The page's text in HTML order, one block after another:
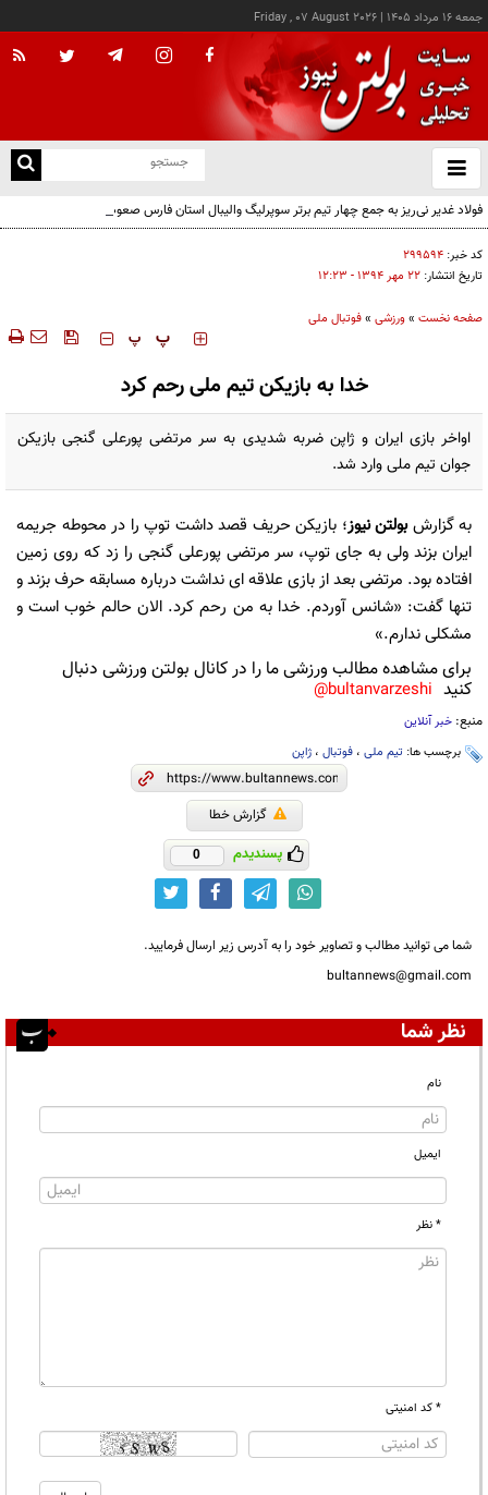
جمعه ۱۶ مرداد ۱۴۰۵ |
Friday , 07 August 2026
باز
و
فولاد غدیر نی‌ریز به جمع چهار تیم برتر سوپرلیگ والیبال استان فارس صعود کرد
کد خبر: ۲۹۹۵۹۴
تاریخ انتشار: ۲۲ مهر ۱۳۹۴ - ۱۲:۲۳
صفحه نخست »ورزشی »فوتبال ملی
‍‍‍ پ پ
خدا به بازیکن تیم ملی رحم کرد
اواخر بازی ایران و ژاپن ضربه شدیدی به سر مرتضی پورعلی گنجی بازیکن
جوان تیم ملی وارد شد.
به گزارشبولتن نیوز؛ بازیکن حریف قصد داشت توپ را در محوطه جریمه
ایران بزند ولی به جای توپ، سر مرتضی پورعلی گنجی را زد که روی زمین
افتاده بود. مرتضی بعد از بازی علاقه ای نداشت درباره مسابقه حرف بزند و
تنها گفت: «شانس آوردم. خدا به من رحم کرد. الان حالم خوب است و
مشکلی ندارم.»
برای مشاهده مطالب ورزشی ما را در کانال بولتن ورزشی دنبال
کنید bultanvarzeshi@
منبع: خبر آنلاین
برچسب ها: تیم ملی ، فوتبال ، ژاپن
گزارش خطا
پسندیدم 0
شما می توانید مطالب و تصاویر خود را به آدرس زیر ارسال فرمایید.
bultannews@gmail.com
نظر شما
نام
ایمیل
* نظر
* کد امنیتی